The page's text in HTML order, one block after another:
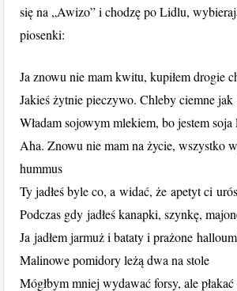
się na „Awizo” i chodzę po Lidlu,
piosenki:
Ja znowu nie mam kwitu, kupiłem drogie
Jakieś żytnie pieczywo. Chleby ciemne
Władam sojowym mlekiem, bo jestem soja
Aha. Znowu nie mam na życie, wszystko
hummus
Ty jadłeś byle co, a widać, że apetyt ci
Podczas gdy jadłeś kanapki, szynkę,
Ja jadłem jarmuż i bataty i prażone
Malinowe pomidory leżą dwa na stole
Mógłbym mniej wydawać forsy, ale